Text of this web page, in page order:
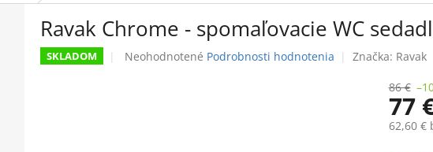
Ravak Chrome - spomaľovacie WC
SKLADOM
Priemerné
Neohodnotené Podrobnosti hodnotenia Značka: Ravak
86 €
77
62,60 €